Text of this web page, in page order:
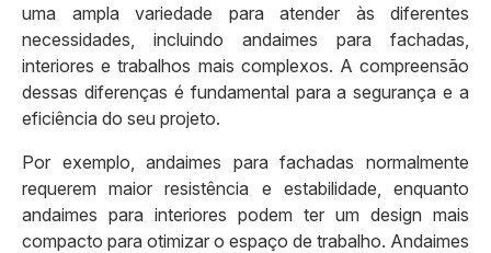
uma ampla variedade para atender às diferentes
necessidades, incluindo andaimes para fachadas,
interiores e trabalhos mais complexos. A compreensão
dessas diferenças é fundamental para a segurança e a
eficiência do seu projeto.
Por exemplo, andaimes para fachadas normalmente
requerem maior resistência e estabilidade, enquanto
andaimes para interiores podem ter um design mais
compacto para otimizar o espaço de trabalho. Andaimes